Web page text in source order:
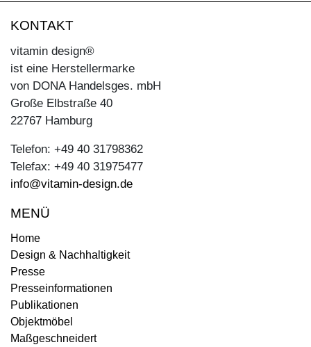
KONTAKT
vitamin design®
ist eine Herstellermarke
von DONA Handelsges. mbH
Große Elbstraße 40
22767 Hamburg
Telefon: +49 40 31798362
Telefax: +49 40 31975477
info@vitamin-design.de
MENÜ
Home
Design & Nachhaltigkeit
Presse
Presseinformationen
Publikationen
Objektmöbel
Maßgeschneidert